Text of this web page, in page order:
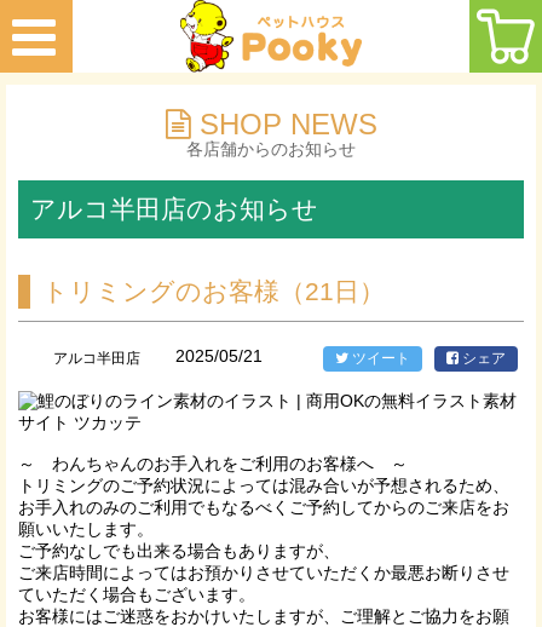
SHOP NEWS
各店舗からのお知らせ
アルコ半田店のお知らせ
トリミングのお客様（21日）
アルコ半田店 2025/05/21 ツイート シェア
～ わんちゃんのお手入れをご利用のお客様へ ～
トリミングのご予約状況によっては混み合いが予想されるため、
お手入れのみのご利用でもなるべくご予約してからのご来店をお
願いいたします。
ご予約なしでも出来る場合もありますが、
ご来店時間によってはお預かりさせていただくか最悪お断りさせ
ていただく場合もございます。
お客様にはご迷惑をおかけいたしますが、ご理解とご協力をお願